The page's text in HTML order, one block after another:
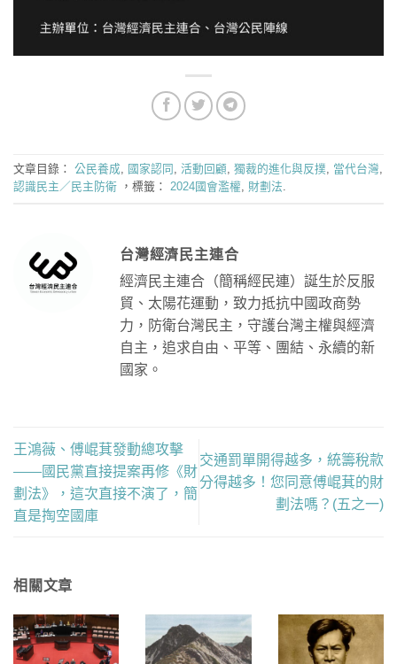
文章目錄： 公民養成 國家認同 活動回顧 獨裁的進化與反撲 當代台灣
認識民主／民主防衛 ，標籤： 2024國會濫權 財劃法
台灣經濟民主連合
經濟民主連合（簡稱經民連）誕生於反服
貿、太陽花運動，致力抵抗中國政商勢
力，防衛台灣民主，守護台灣主權與經濟
自主，追求自由、平等、團結、永續的新
國家。
王鴻薇、傅崐萁發動總攻擊
——國民黨直接提案再修《財
劃法》，這次直接不演了，簡
直是掏空國庫
交通罰單開得越多，統籌稅款
分得越多！您同意傅崐萁的財
劃法嗎？(五之一)
相關文章